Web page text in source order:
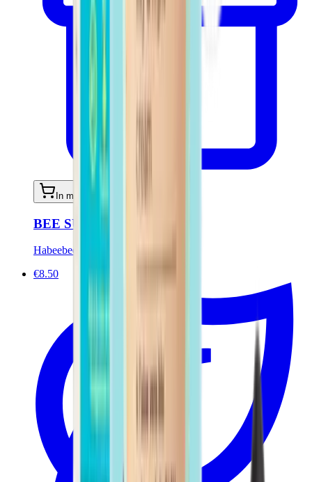
In mijn winkelwagen
BEE SURPRISED set
Habeebee
€8.50